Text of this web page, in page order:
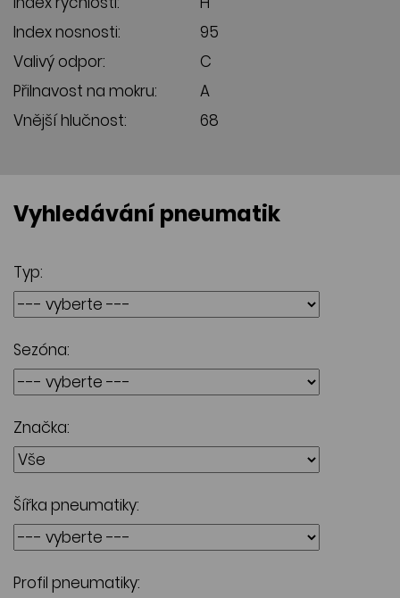
Index nosnosti:
95
Valivý odpor:
C
Přilnavost na mokru:
A
Vnější hlučnost:
68
Vyhledávání pneumatik
Typ:
Sezóna:
Značka:
Šířka pneumatiky:
Profil pneumatiky: